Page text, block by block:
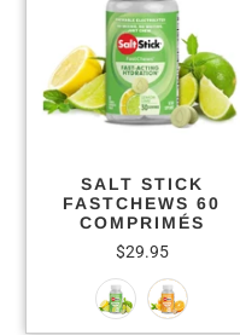
SALT STICK
FASTCHEWS 60
COMPRIMÉS
$29.95